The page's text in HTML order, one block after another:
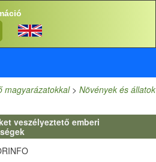
magyarázatokkal> Növények és állatok
veszélyeztető emberi